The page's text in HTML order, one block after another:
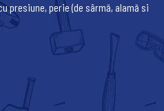
presiune, perie (de sârmă, alamă si